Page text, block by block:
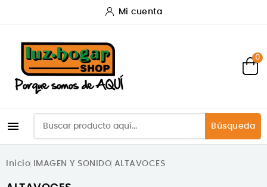
Mi cuenta
0
 Búsqueda
Inicio IMAGEN Y SONIDO ALTAVOCES